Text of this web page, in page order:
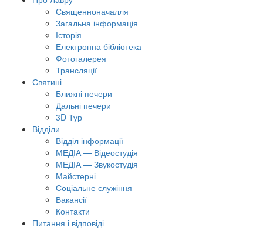
Священноначалля
Загальна інформація
Історія
Електронна бібліотека
Фотогалерея
Трансляцiї
Святині
Ближні печери
Дальні печери
3D Тур
Відділи
Відділ інформації
МЕДІА — Відеостудія
МЕДІА — Звукостудія
Майстерні
Соціальне служіння
Вакансії
Контакти
Питання і відповіді